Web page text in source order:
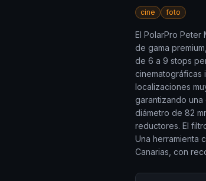
cine foto
El PolarPro Peter
de gama
de 6 a 9 stops
cinematográficas
localizaciones
garantizando
diámetro de 82
reductores. El
Una herramienta
Canarias, con